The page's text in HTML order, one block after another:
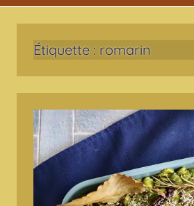
Étiquette : romarin